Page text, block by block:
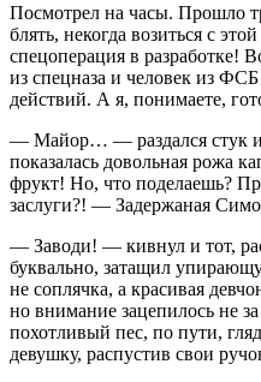
Посмотрел на часы. Прошло
блять, некогда возиться с
спецоперация в разработке!
из спецназа и человек из
действий. А я, понимаете,
— Майор… — раздался стук и
показалась довольная рожа
фрукт! Но, что поделаешь?
заслуги?! — Задержаная
— Заводи! — кивнул и тот,
буквально, затащил
не соплячка, а красивая
но внимание зацепилось не
похотливый пес, по пути,
девушку, распустив свои